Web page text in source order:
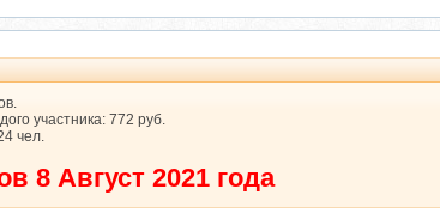
участника: 772 руб.
чел.
8 Август 2021 года